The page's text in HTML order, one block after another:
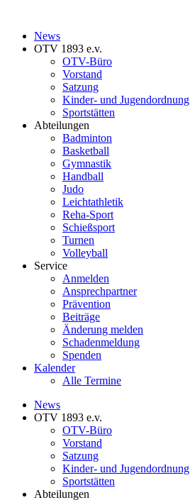
News
OTV 1893 e.v.
OTV-Büro
Vorstand
Satzung
Kinder- und Jugendordnung
Sportstätten
Abteilungen
Badminton
Basketball
Gymnastik
Handball
Judo
Leichtathletik
Reha-Sport
Schießsport
Turnen
Volleyball
Service
Anmelden
Ansprechpartner
Prävention
Beiträge
Änderung melden
Schadenmeldung
Spenden
Kalender
Alle Termine
News
OTV 1893 e.v.
OTV-Büro
Vorstand
Satzung
Kinder- und Jugendordnung
Sportstätten
Abteilungen